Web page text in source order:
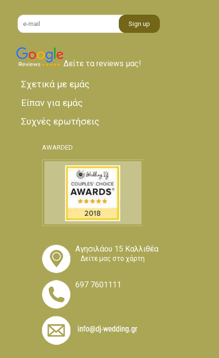
Δείτε τα reviews μας!
Σχετικά με εμάς
Είπαν για εμάς
Συχνές ερωτήσεις
AWARDED
Αγησιλάου 15 Καλλιθέα
Δείτε μας στο χάρτη
697 7601111